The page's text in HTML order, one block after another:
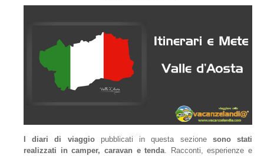
I diari di viaggiopubblicati in questa sezione sono stati
realizzati in camper, caravan e tenda. Racconti, esperienze e